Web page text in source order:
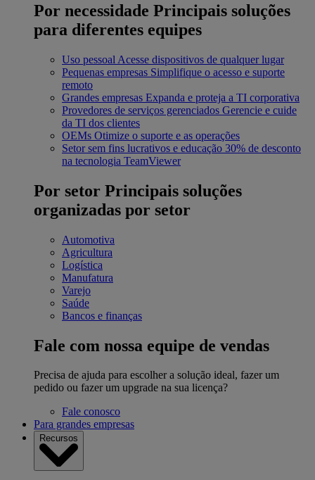
Por necessidade Principais soluções
para diferentes equipes
Uso pessoal Acesse dispositivos de qualquer lugar
Pequenas empresas Simplifique o acesso e suporte
remoto
Grandes empresas Expanda e proteja a TI corporativa
Provedores de serviços gerenciados Gerencie e cuide
da TI dos clientes
OEMs Otimize o suporte e as operações
Setor sem fins lucrativos e educação 30% de desconto
na tecnologia TeamViewer
Por setor Principais soluções
organizadas por setor
Automotiva
Agricultura
Logística
Manufatura
Varejo
Saúde
Bancos e finanças
Fale com nossa equipe de vendas
Precisa de ajuda para escolher a solução ideal, fazer um
pedido ou fazer um upgrade na sua licença?
Fale conosco
Para grandes empresas
Recursos